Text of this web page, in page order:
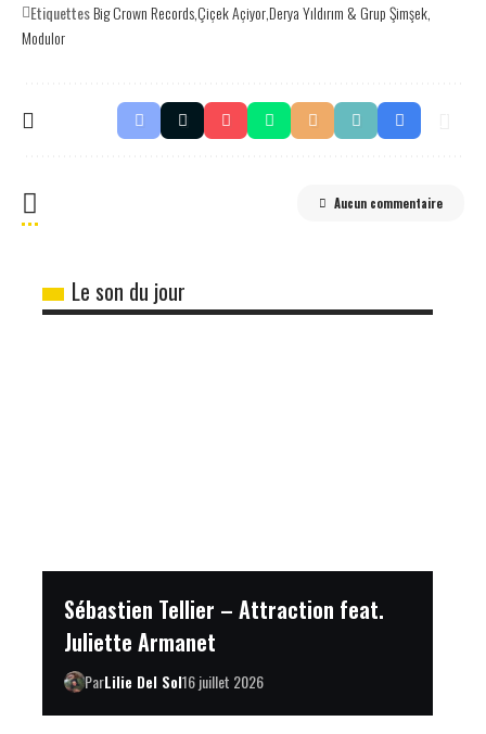
EtiquettesBig Crown RecordsÇiçek AçiyorDerya Yıldırım & Grup Şimşek
Modulor
Aucun commentaire
Le son du jour
Sébastien Tellier – Attraction feat.
Juliette Armanet
ParLilie Del Sol16 juillet 2026